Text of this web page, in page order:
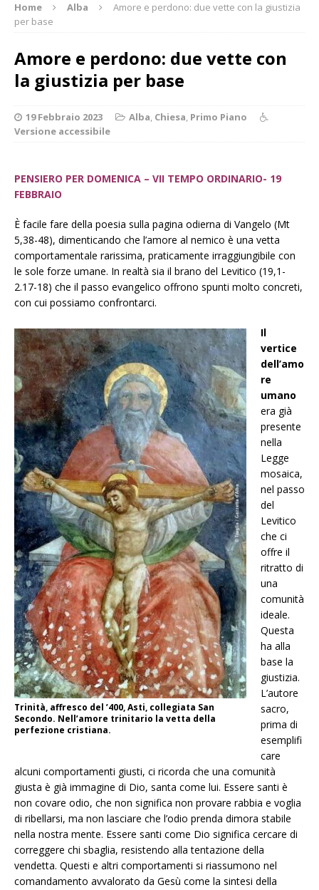
Home Alba
Amore e perdono: due vette con la giustizia
per base
Amore e perdono: due vette con
la giustizia per base
19 Febbraio 2023 Alba, Chiesa, Primo Piano
Versione accessibile
PENSIERO PER DOMENICA – VII TEMPO ORDINARIO- 19
FEBBRAIO
È facile fare della poesia sulla pagina odierna di Vangelo (Mt
5,38-48), dimenticando che l’amore al nemico è una vetta
comportamentale rarissima, praticamente irraggiungibile con
le sole forze umane. In realtà sia il brano del Levitico (19,1-
2.17-18) che il passo evangelico offrono spunti molto concreti,
con cui possiamo confrontarci.
Trinità, affresco del ’400, Asti, collegiata San
Secondo. Nell’amore trinitario la vetta della
perfezione cristiana.
Il
vertice
dell’amo
re
umano
era già
presente
nella
Legge
mosaica,
nel passo
del
Levitico
che ci
offre il
ritratto di
una
comunità
ideale.
Questa
ha alla
base la
giustizia.
L’autore
sacro,
prima di
esemplifi
care
alcuni comportamenti giusti, ci ricorda che una comunità
giusta è già immagine di Dio, santa come lui. Essere santi è
non covare odio, che non significa non provare rabbia e voglia
di ribellarsi, ma non lasciare che l’odio prenda dimora stabile
nella nostra mente. Essere santi come Dio significa cercare di
correggere chi sbaglia, resistendo alla tentazione della
vendetta. Questi e altri comportamenti si riassumono nel
comandamento avvalorato da Gesù come la sintesi della